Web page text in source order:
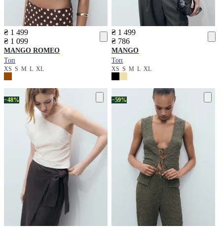
₴ 1 499
₴ 1 099
MANGO ROMEO
Топ
XS S M L XL
₴ 1 499
₴ 786
MANGO
Топ
XSSMLXL
−48% −59%